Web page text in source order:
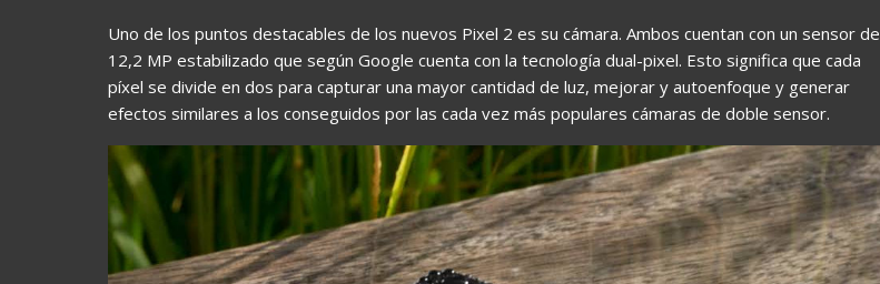
Uno de los puntos destacables de los nuevos Pixel 2 es su cámara. Ambos cuentan con un sensor de
12,2 MP estabilizado que según Google cuenta con la tecnología dual-pixel. Esto significa que cada
píxel se divide en dos para capturar una mayor cantidad de luz, mejorar y autoenfoque y generar
efectos similares a los conseguidos por las cada vez más populares cámaras de doble sensor.